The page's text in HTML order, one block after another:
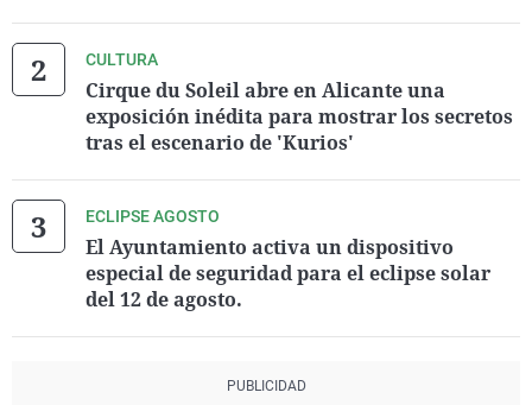
CULTURA
Cirque du Soleil abre en Alicante una
exposición inédita para mostrar los secretos
tras el escenario de 'Kurios'
ECLIPSE AGOSTO
El Ayuntamiento activa un dispositivo
especial de seguridad para el eclipse solar
del 12 de agosto.